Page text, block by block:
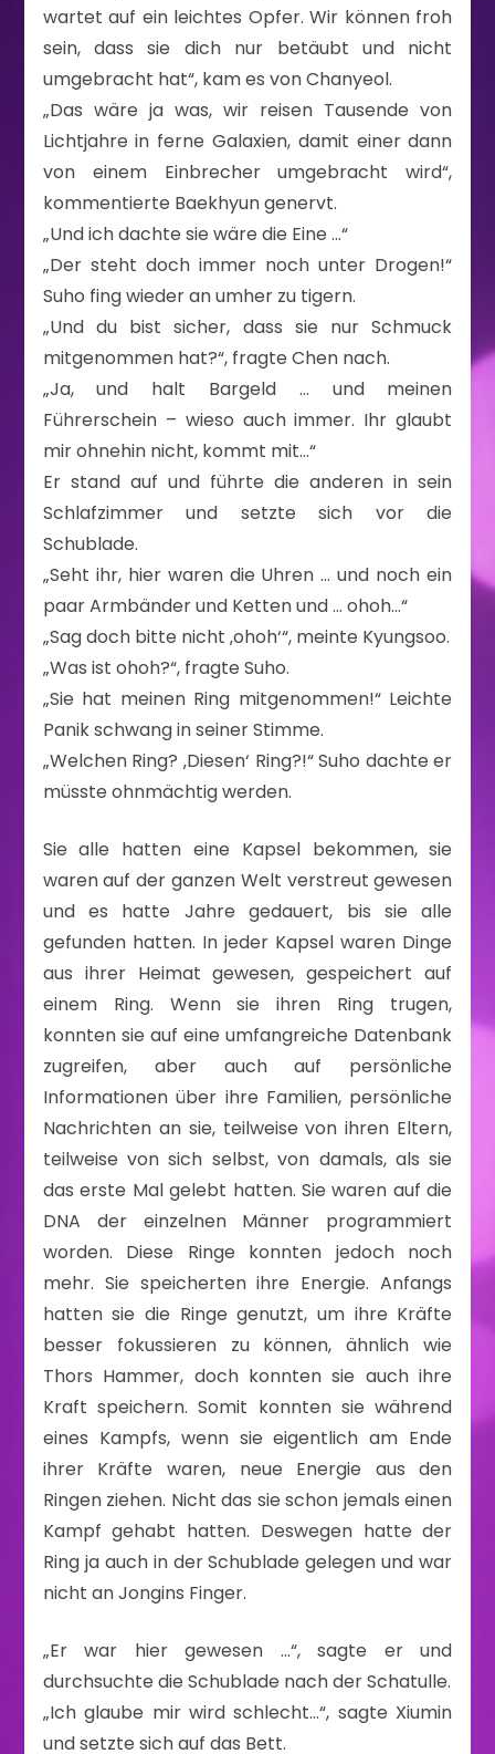
wartet auf ein leichtes Opfer. Wir können froh
sein, dass sie dich nur betäubt und nicht
umgebracht hat“, kam es von Chanyeol.
„Das wäre ja was, wir reisen Tausende von
Lichtjahre in ferne Galaxien, damit einer dann
von einem Einbrecher umgebracht wird“,
kommentierte Baekhyun genervt.
„Und ich dachte sie wäre die Eine …“
„Der steht doch immer noch unter Drogen!“
Suho fing wieder an umher zu tigern.
„Und du bist sicher, dass sie nur Schmuck
mitgenommen hat?“, fragte Chen nach.
„Ja, und halt Bargeld … und meinen
Führerschein – wieso auch immer. Ihr glaubt
mir ohnehin nicht, kommt mit…“
Er stand auf und führte die anderen in sein
Schlafzimmer und setzte sich vor die
Schublade.
„Seht ihr, hier waren die Uhren … und noch ein
paar Armbänder und Ketten und … ohoh…“
„Sag doch bitte nicht ‚ohoh‘“, meinte Kyungsoo.
„Was ist ohoh?“, fragte Suho.
„Sie hat meinen Ring mitgenommen!“ Leichte
Panik schwang in seiner Stimme.
„Welchen Ring? ‚Diesen‘ Ring?!“ Suho dachte er
müsste ohnmächtig werden.
Sie alle hatten eine Kapsel bekommen, sie
waren auf der ganzen Welt verstreut gewesen
und es hatte Jahre gedauert, bis sie alle
gefunden hatten. In jeder Kapsel waren Dinge
aus ihrer Heimat gewesen, gespeichert auf
einem Ring. Wenn sie ihren Ring trugen,
konnten sie auf eine umfangreiche Datenbank
zugreifen, aber auch auf persönliche
Informationen über ihre Familien, persönliche
Nachrichten an sie, teilweise von ihren Eltern,
teilweise von sich selbst, von damals, als sie
das erste Mal gelebt hatten. Sie waren auf die
DNA der einzelnen Männer programmiert
worden. Diese Ringe konnten jedoch noch
mehr. Sie speicherten ihre Energie. Anfangs
hatten sie die Ringe genutzt, um ihre Kräfte
besser fokussieren zu können, ähnlich wie
Thors Hammer, doch konnten sie auch ihre
Kraft speichern. Somit konnten sie während
eines Kampfs, wenn sie eigentlich am Ende
ihrer Kräfte waren, neue Energie aus den
Ringen ziehen. Nicht das sie schon jemals einen
Kampf gehabt hatten. Deswegen hatte der
Ring ja auch in der Schublade gelegen und war
nicht an Jongins Finger.
„Er war hier gewesen …“, sagte er und
durchsuchte die Schublade nach der Schatulle.
„Ich glaube mir wird schlecht…“, sagte Xiumin
und setzte sich auf das Bett.